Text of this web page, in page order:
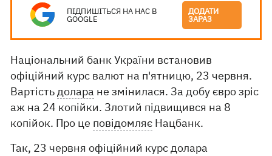
ПІДПИШІТЬСЯ НА НАС В
GOOGLE
ДОДАТИ
ЗАРАЗ
Національний банк України встановив
офіційний курс валют на п'ятницю, 23 червня.
Вартістьдолара не змінилася. За добу євро зріс
аж на 24 копійки. Злотий підвищився на 8
копійок. Про це повідомляє Нацбанк.
Так, 23 червня офіційний курс долара